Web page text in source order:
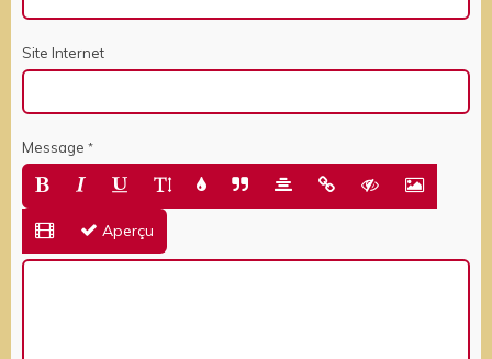
Site Internet
Message
Aperçu